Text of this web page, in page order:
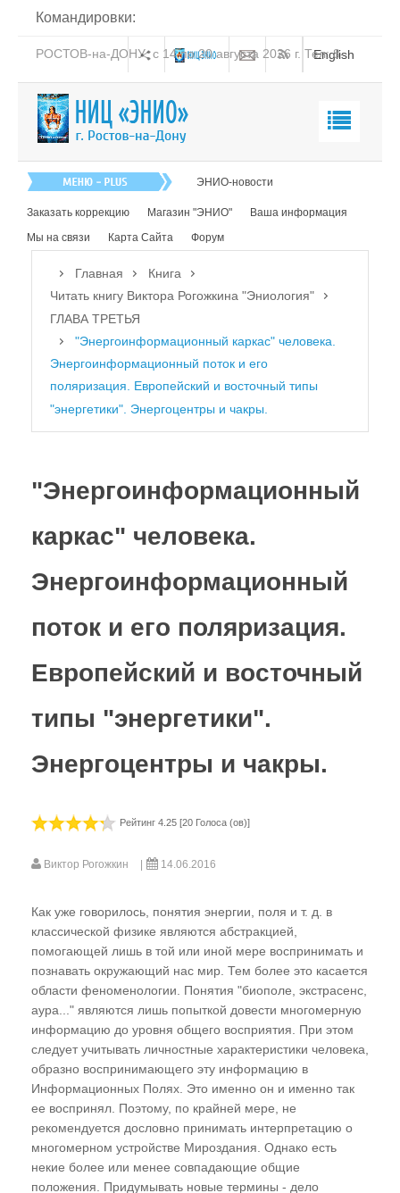
Командировки:
РОСТОВ-на-ДОНУ: с 14 по 20 августа 2026 г. Тел: 8-
English
Книга
ОТ АВТОРА
ГЛАВА ПЕРВАЯ
Почему закрыт для нас Райский сад?.. или
ортодоксальные воззрения
познания. Добро и зло, созидание и
ГЛАВА ВТОРАЯ
Теория торсионных полей - попытка
Многомерность Мироздания. "Пирамида
информации. Понятия "Космос" -
Где хранится информация Мироздания?
Мы не одиноки во Вселенной
Кто создал алгоритмы процессов эволюции?
"Алгоритм глупости"?
Кто придумал ДНК?
Мобильные диспергированные гены
Гелиоцентрическая система координат
Тунгусский феномен -
энергоинформационный вирус внедрения в
Информационные Поля земной
ЭНИО-новости
Заказать коррекцию Магазин "ЭНИО"
Ваша информация
Мы на связи
Карта Сайта Форум
Главная
Книга
Читать книгу Виктора Рогожкина "Эниология"
ГЛАВА ТРЕТЬЯ
"Энергоинформационный каркас" человека.
Энергоинформационный поток и его
поляризация. Европейский и восточный типы
"энергетики". Энергоцентры и чакры.
"Энергоинформационный
каркас" человека.
Энергоинформационный
поток и его поляризация.
Европейский и восточный
типы "энергетики".
Энергоцентры и чакры.
Рейтинг 4.25 [20 Голоса (ов)]
Виктор Рогожкин 14.06.2016
Как уже говорилось, понятия энергии, поля и т. д. в
классической физике являются абстракцией,
помогающей лишь в той или иной мере воспринимать и
познавать окружающий нас мир. Тем более это касается
области феноменологии. Понятия "биополе, экстрасенс,
аура..." являются лишь попыткой довести многомерную
информацию до уровня общего восприятия. При этом
следует учитывать личностные характеристики человека,
образно воспринимающего эту информацию в
Информационных Полях. Это именно он и именно так
ее воспринял. Поэтому, по крайней мере, не
рекомендуется дословно принимать интерпретацию о
многомерном устройстве Мироздания. Однако есть
некие более или менее совпадающие общие
положения. Придумывать новые термины - дело